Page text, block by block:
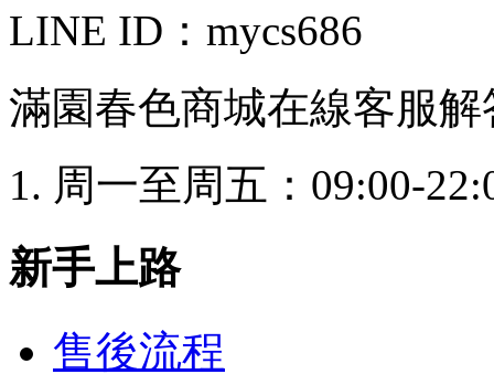
LINE ID：mycs686
滿園春色商城在線客服解
周一至周五：09:00-
新手上路
售後流程